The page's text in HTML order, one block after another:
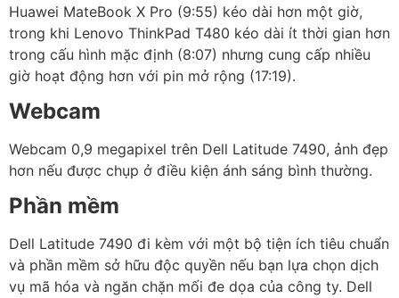
Huawei MateBook X Pro (9:55) kéo dài hơn một giờ,
trong khi Lenovo ThinkPad T480 kéo dài ít thời gian hơn
trong cấu hình mặc định (8:07) nhưng cung cấp nhiều
giờ hoạt động hơn với pin mở rộng (17:19).
Webcam
Webcam 0,9 megapixel trên Dell Latitude 7490, ảnh đẹp
hơn nếu được chụp ở điều kiện ánh sáng bình thường.
Phần mềm
Dell Latitude 7490 đi kèm với một bộ tiện ích tiêu chuẩn
và phần mềm sở hữu độc quyền nếu bạn lựa chọn dịch
vụ mã hóa và ngăn chặn mối đe dọa của công ty. Dell